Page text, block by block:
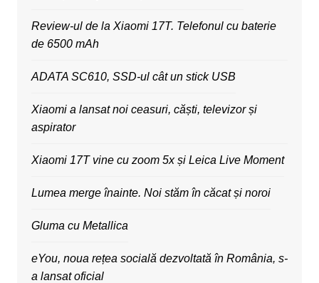
Review-ul de la Xiaomi 17T. Telefonul cu baterie
de 6500 mAh
ADATA SC610, SSD-ul cât un stick USB
Xiaomi a lansat noi ceasuri, căști, televizor și
aspirator
Xiaomi 17T vine cu zoom 5x și Leica Live Moment
Lumea merge înainte. Noi stăm în căcat și noroi
Gluma cu Metallica
eYou, noua rețea socială dezvoltată în România, s-
a lansat oficial